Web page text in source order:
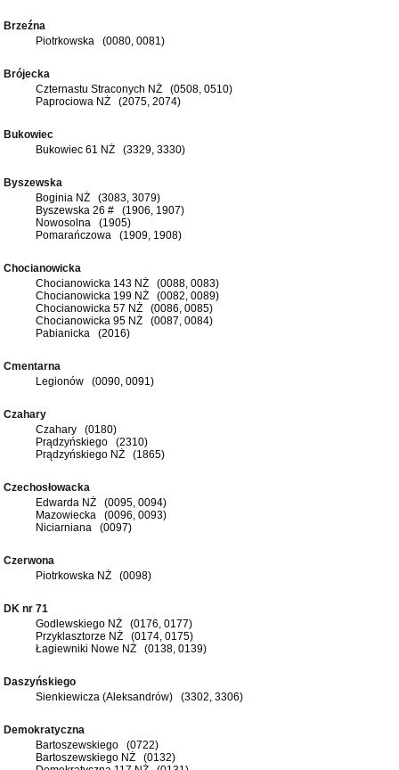
Brzeźna
Piotrkowska (0080, 0081)
Brójecka
Czternastu Straconych NŻ (0508, 0510)
Paprociowa NŻ (2075, 2074)
Bukowiec
Bukowiec 61 NŻ (3329, 3330)
Byszewska
Boginia NŻ (3083, 3079)
Byszewska 26 # (1906, 1907)
Nowosolna (1905)
Pomarańczowa (1909, 1908)
Chocianowicka
Chocianowicka 143 NŻ (0088, 0083)
Chocianowicka 199 NŻ (0082, 0089)
Chocianowicka 57 NŻ (0086, 0085)
Chocianowicka 95 NŻ (0087, 0084)
Pabianicka (2016)
Cmentarna
Legionów (0090, 0091)
Czahary
Czahary (0180)
Prądzyńskiego (2310)
Prądzyńskiego NŻ (1865)
Czechosłowacka
Edwarda NŻ (0095, 0094)
Mazowiecka (0096, 0093)
Niciarniana (0097)
Czerwona
Piotrkowska NŻ (0098)
DK nr 71
Godlewskiego NŻ (0176, 0177)
Przyklasztorze NŻ (0174, 0175)
Łagiewniki Nowe NŻ (0138, 0139)
Daszyńskiego
Sienkiewicza (Aleksandrów) (3302, 3306)
Demokratyczna
Bartoszewskiego (0722)
Bartoszewskiego NŻ (0132)